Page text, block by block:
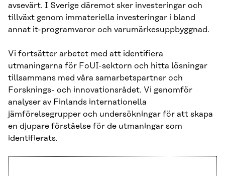
avsevärt. I Sverige däremot sker investeringar och
tillväxt genom immateriella investeringar i bland
annat it-programvaror och varumärkesuppbyggnad.
Vi fortsätter arbetet med att identifiera
utmaningarna för FoUI-sektorn och hitta lösningar
tillsammans med våra samarbetspartner och
Forsknings- och innovationsrådet. Vi genomför
analyser av Finlands internationella
jämförelsegrupper och undersökningar för att skapa
en djupare förståelse för de utmaningar som
identifierats.